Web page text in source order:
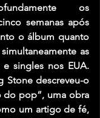
os
semanas após
o álbum quanto
as
singles nos EUA.
Stone descreveu-o
do pop”, uma obra
um artigo de fé,